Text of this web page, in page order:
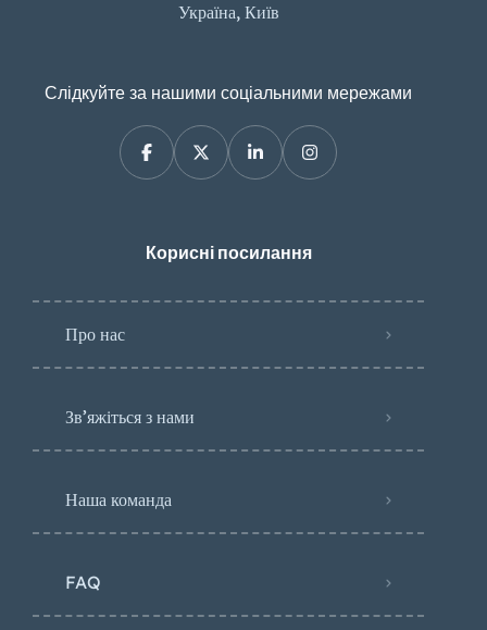
Україна, Київ
Слідкуйте за нашими соціальними мережами
Корисні посилання
Про нас
Зв’яжіться з нами
Наша команда
FAQ